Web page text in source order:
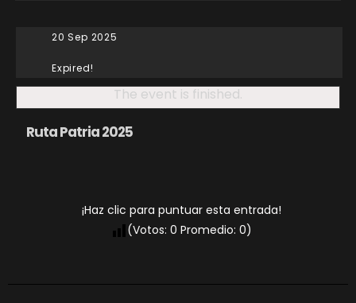
20 Sep 2025
Expired!
The event is finished.
Ruta Patria 2025
¡Haz clic para puntuar esta entrada!
(Votos: 0 Promedio: 0)